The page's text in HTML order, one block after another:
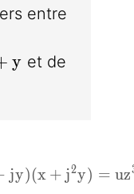
entre
y
y et de
+ jy)(x + j^2y)
jy)(x + j2y) = uz